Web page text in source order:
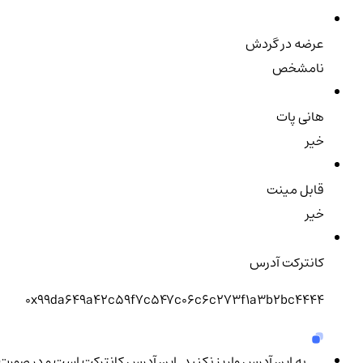
عرضه در گردش
نامشخص
هانی پات
خیر
قابل مینت
خیر
کانترکت آدرس
0x99da649a42c59f7c547c06c6c273f1a3b2bc4444